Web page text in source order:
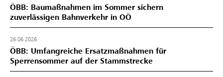
ÖBB: Baumaßnahmen im Sommer sichern
zuverlässigen Bahnverkehr in OÖ
26.06.2026
ÖBB: Umfangreiche Ersatzmaßnahmen für
Sperrensommer auf der Stammstrecke